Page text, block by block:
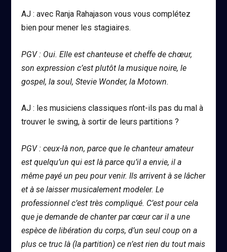
AJ : avec Ranja Rahajason vous vous complétez
bien pour mener les stagiaires.
PGV : Oui. Elle est chanteuse et cheffe de chœur,
son expression c’est plutôt la musique noire, le
gospel, la soul, Stevie Wonder, la Motown.
AJ : les musiciens classiques n’ont-ils pas du mal à
trouver le swing, à sortir de leurs partitions ?
PGV : ceux-là non, parce que le chanteur amateur
est quelqu’un qui est là parce qu’il a envie, il a
même payé un peu pour venir. Ils arrivent à se lâcher
et à se laisser musicalement modeler. Le
professionnel c’est très compliqué. C’est pour cela
que je demande de chanter par cœur car il a une
espèce de libération du corps, d’un seul coup on a
plus ce truc là (la partition) ce n’est rien du tout mais